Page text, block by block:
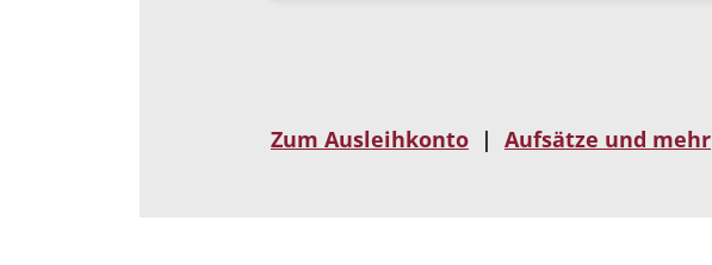
Zum Ausleihkonto | Aufsätze und mehr